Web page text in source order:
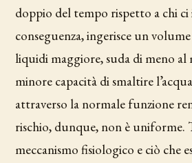
doppio del tempo rispetto a chi
conseguenza, ingerisce un
liquidi maggiore, suda di meno
minore capacità di smaltire
attraverso la normale funzione
rischio, dunque, non è uniforme.
meccanismo fisiologico e ciò che